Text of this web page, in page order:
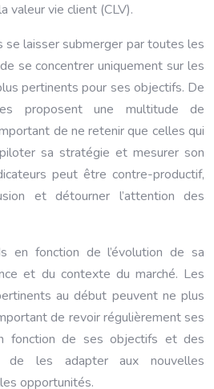
valeur vie client (CLV).
se laisser submerger par toutes les
se concentrer uniquement sur les
pertinents pour ses objectifs. De
proposent une multitude de
de ne retenir que celles qui
sa stratégie et mesurer son
peut être contre-productif,
et détourner l’attention des
en fonction de l’évolution de sa
et du contexte du marché. Les
au début peuvent ne plus
de revoir régulièrement ses
fonction de ses objectifs et des
de les adapter aux nouvelles
opportunités.